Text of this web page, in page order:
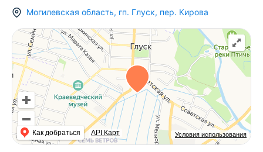
Могилевская область, гп. Глуск, пер. Кирова
Условия использования
Как добраться API Карт